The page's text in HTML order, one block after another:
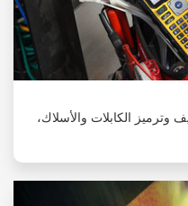
وترميز الكابلات والأسلاك،